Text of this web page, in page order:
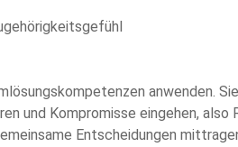
anwenden.
und Kompromisse eingehen, also
Entscheidungen